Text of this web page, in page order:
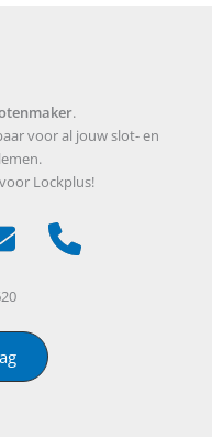
.
voor al jouw slot- en
Lockplus!